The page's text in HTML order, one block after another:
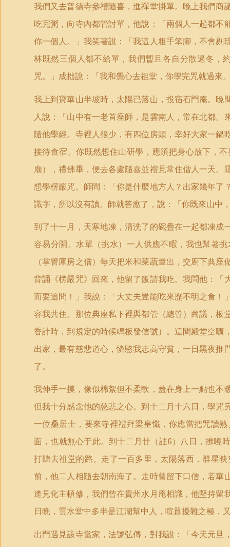
我們又去普德寺參禮隨喜，進禪堂掛單。晚上我們
吃完粥，向寺內都管討單，他說：「兩個人一起都
你一個人。」我笑著說：「我這人粗手笨腳，不會
林既然三個人都不給單，我們暫且各自分散過冬，
咒。」成拙說：「我和覺心去祖堂，你學完咒就過來
我上到寶華山半坡時，太陽已落山，投宿石門庵。
人說：「山中有一老首座師，是雲南人，常在北都
隨他學經。寺裡人很少，有四位房頭，幸好大家一
接待食宿。你既然想住山研學，應須把身心放下，
廟），禮佛畢，便去各處隨喜並禮見常住僧人一天
想學楞嚴咒。師問：「你是什麼地方人？出家幾年
識字，所以沒有讀。師就答應了，說：「你既來山中
到了十一月，天寒地凍，清洗了的碗疊在一起都凍
容易分開。水單（挑水）一人供應不暇，我也幫著
（掌管庫房之僧）每天把米和菜蔬量出，交廚下典
背誦《楞嚴咒》回來，他留了飯請我吃。我問他：
而要追問！」我說：「大丈夫豈能吃來歷不明之食
容我共住。那位典座私下裡與都管（總管）商議，
香計時，到規定的時候鳴板發信號）。這間殿堂空
出家，最有慈悲道心，憐愍我志高守貧，一日黑夜
了。
我伸手一摸，像似棉絮但不柔軟，蓋在身上一點也
但我十分感念他的慈悲之心。到十二月十六日，學
一位桑居士，要來寺裡禮拜梁皇懺，你應當把咒讀
面，也就無心于此。到十二月廿（註6）八日，拂曉
打聽去祖堂的路。走了一百多里，太陽落西，群星
前，他二人相隨去朝南海了。走時曾留下口信，若
逢見化主頓修，我們曾在貴州水月庵相識，他堅持
日晚，雲水堂中多半是江湖幫中人，喧囂擾雜之極，
出門遇見該寺當家，法號弘傳，對我說：「今天元